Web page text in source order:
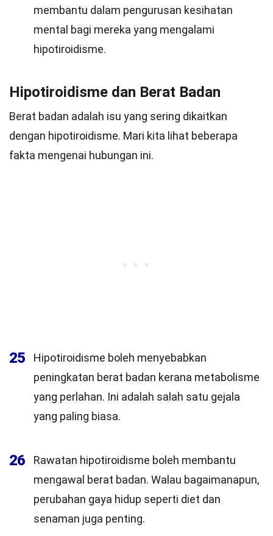
membantu dalam pengurusan kesihatan
mental bagi mereka yang mengalami
hipotiroidisme.
Hipotiroidisme dan Berat Badan
Berat badan adalah isu yang sering dikaitkan
dengan hipotiroidisme. Mari kita lihat beberapa
fakta mengenai hubungan ini.
25
Hipotiroidisme boleh menyebabkan
peningkatan berat badan kerana metabolisme
yang perlahan. Ini adalah salah satu gejala
yang paling biasa.
26
Rawatan hipotiroidisme boleh membantu
mengawal berat badan. Walau bagaimanapun,
perubahan gaya hidup seperti diet dan
senaman juga penting.